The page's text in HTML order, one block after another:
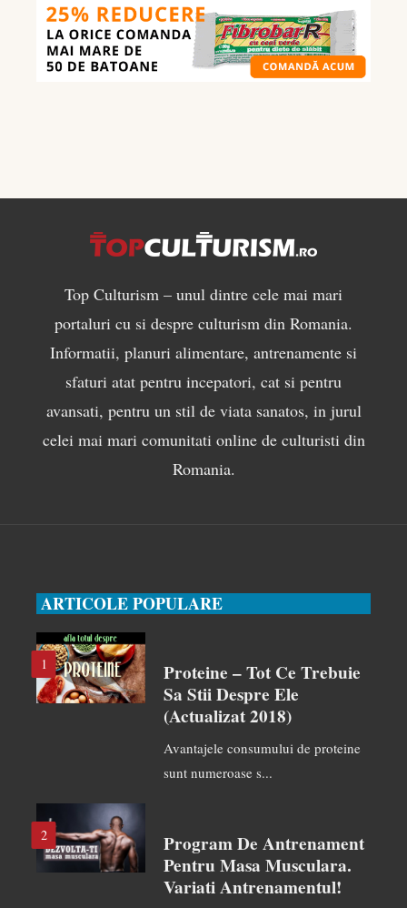
mănânci
pentru
masă
musculară
Top Culturism – unul dintre cele mai mari
portaluri cu si despre culturism din Romania.
Informatii, planuri alimentare, antrenamente si
sfaturi atat pentru incepatori, cat si pentru
avansati, pentru un stil de viata sanatos, in jurul
celei mai mari comunitati online de culturisti din
Romania.
ARTICOLE POPULARE
1
Proteine – Tot Ce Trebuie
Sa Stii Despre Ele
(actualizat 2018)
Avantajele consumului de proteine
sunt numeroase s...
2
Program De Antrenament
Pentru Masa Musculara.
Variati Antrenamentul!